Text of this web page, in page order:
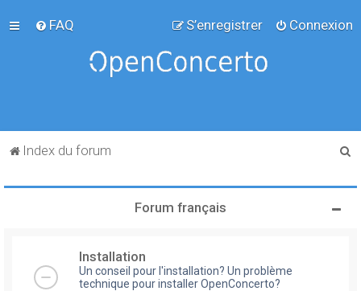
FAQ Connexion
S’enregistrer
Index du forum
Forum français
Installation
Un conseil pour l'installation? Un problème
technique pour installer OpenConcerto?